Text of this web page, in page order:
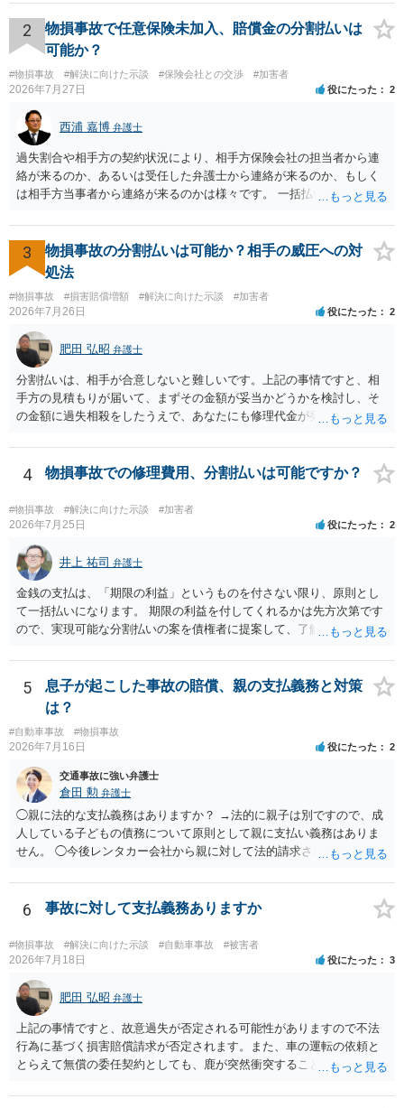
確認する必要があります。保険会社から提示される慰謝料額について
は、弁護士が介入することにより増額を検討できる場合がありますの
で、以下の資料・情報を準備した上で、弁護士に個別に相談すること
をお勧めいたします。 ・相手方保険会社から届いている示談金額の提
示書類 ・叔母様の診断名、けがの内容 ・治療開始日及び治療終了日
・入院の有無、通院回数 ・現在も症状が残っているか ・叔母様ご本人
やご家族等が加入している保険に、今回の事故で利用できる弁護士費
用特約が付帯しているか なお、被害者は叔母様ご本人となりますの
で、弁護士が受任する場合には、叔母様ご本人の依頼意思等を確認す
る必要があります。日本語での十分な意思疎通が難しいとのことです
ので、そのあたりのご事情も踏まえて、依頼意思の確認方法等を検討
2
物損事故で任意保険未加入、賠償金の分割払いは
可能か？
#物損事故 #解決に向けた示談 #保険会社との交渉 #加害者
2026年7月27日 役にたった 2
西浦 嘉博 弁護士
過失割合や相手方の契約状況により、相手方保険会社の担当者から連
絡が来るのか、あるいは受任した弁護士から連絡が来るのか、もしく
は相手方当事者から連絡が来るのかは様々です。 一括払いや分割払い
金の支払いにつき、分割払いに合意すれば、和解は可能です。 他方で
合意しなければ和解できないことになります。 今後の見通しを知る為
に、交渉の方向性につき、最寄りの法律事務所で相談だけでもされる
3
物損事故の分割払いは可能か？相手の威圧への対
処法
#物損事故 #損害賠償増額 #解決に向けた示談 #加害者
2026年7月26日 役にたった 2
肥田 弘昭 弁護士
分割払いは、相手が合意しないと難しいです。上記の事情ですと、相
手方の見積もりが届いて、まずその金額が妥当かどうかを検討し、そ
の金額に過失相殺をしたうえで、あなたにも修理代金が発生している
分割払いにしたいとの示談案を提案するのが良いかと思います。威圧
されるのであれば、斡旋、仲裁、民事調停を利用しては如何でしょう
4 物損事故での修理費用、分割払いは可能ですか？
#物損事故 #解決に向けた示談 #加害者
2026年7月25日 役にたった 2
井上 祐司 弁護士
金銭の支払は、「期限の利益」というものを付さない限り、原則とし
て一括払いになります。 期限の利益を付してくれるかは先方次第です
ので、実現可能な分割払いの案を債権者に提案して、了解してもらえ
5
息子が起こした事故の賠償、親の支払義務と対策
は？
#自動車事故 #物損事故
2026年7月16日 役にたった 2
交通事故に強い弁護士
倉田 勲 弁護士
◯親に法的な支払義務はありますか？ →法的に親子は別ですので、成
人している子どもの債務について原則として親に支払い義務はありま
せん。 ◯今後レンタカー会社から親に対して法的請求される可能性は
低いでしょう。 ◯親である私は今後どう対応すべきでしょうか？ →債
権者に対してご自身は支払いを拒み、請求するのであれば本人に対し
6 事故に対して支払義務ありますか
#物損事故 #解決に向けた示談 #自動車事故 #被害者
2026年7月18日 役にたった 3
肥田 弘昭 弁護士
上記の事情ですと、故意過失が否定される可能性がありますので不法
行為に基づく損害賠償請求が否定されます。また、車の運転の依頼と
とらえて無償の委任契約としても、鹿が突然衝突することは予見がで
償請求も成立しない可能性があります。以上の理由から支払義務は否